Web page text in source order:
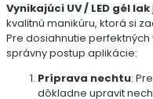
Vynikajúci UV / LED gél lak
kvalitnú manikúru, ktorá si
Pre dosiahnutie
správny postup aplikácie:
Príprava nechtu:
dôkladne upravit